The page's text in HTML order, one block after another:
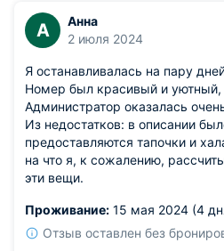
А
Анна
2 июля 2024
Я останавливалась на пару
Номер был красивый и уютный,
Администратор оказалась
Из недостатков: в описании
предоставляются тапочки и
на что я, к сожалению,
эти вещи.
Проживание: 15 мая 2024 (4
Отзыв оставлен без